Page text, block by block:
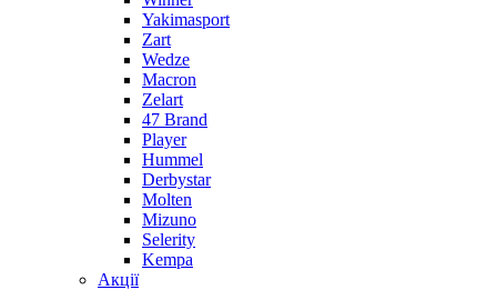
Yakimasport
Zart
Wedze
Macron
Zelart
47 Brand
Player
Hummel
Derbystar
Molten
Mizuno
Selerity
Kempa
Акції